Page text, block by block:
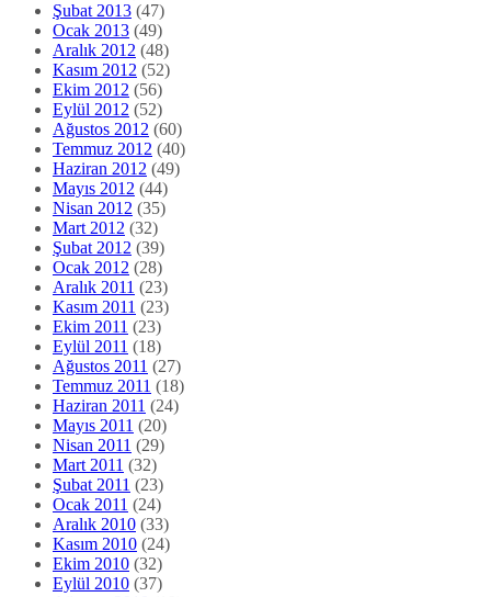
Mayıs 2012(44)
Nisan 2012(35)
Mart 2012(32)
Şubat 2012(39)
Ocak 2012 (28)
Aralık 2011(23)
Kasım 2011(23)
Ekim 2011(23)
Eylül 2011(18)
Ağustos 2011(27)
Temmuz 2011(18)
Haziran 2011(24)
Mayıs 2011(20)
Nisan 2011(29)
Mart 2011(32)
Şubat 2011(23)
Ocak 2011 (24)
Aralık 2010(33)
Kasım 2010(24)
Ekim 2010(32)
Eylül 2010(37)
Ağustos 2010(19)
Temmuz 2010(29)
Haziran 2010(22)
Mayıs 2010(20)
Nisan 2010(11)
Mart 2010(15)
Şubat 2010(15)
Ocak 2010 (8)